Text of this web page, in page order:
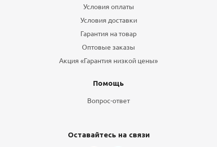
Условия оплаты
Условия доставки
Гарантия на товар
Оптовые заказы
Акция «Гарантия низкой цены»
Помощь
Вопрос-ответ
Оставайтесь на связи